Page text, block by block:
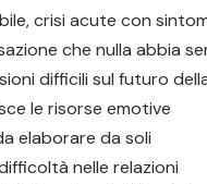
crisi acute con
che nulla abbia
difficili sul futuro
le risorse emotive
elaborare da soli
nelle relazioni